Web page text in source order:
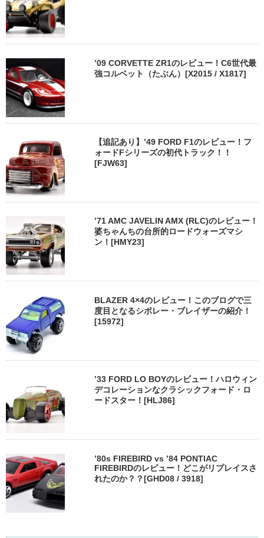
’09 CORVETTE ZR1のレビュー！C6世代最
強コルベット（たぶん）[X2015 / X1817]
【追記あり】’49 FORD F1のレビュー！フ
ォードFシリーズの初代トラック！！
[FJW63]
’71 AMC JAVELIN AMX (RLC)のレビュー！
婆ちゃんちの台所的ロードウォーズマシ
ン！[HMY23]
BLAZER 4×4のレビュー！このブログで三
度目となるシボレー・ブレイザーの紹介！
[15972]
’33 FORD LO BOYのレビュー！ハロウィン
デコレーションなクラシックフォード・ロ
ードスター！[HLJ86]
’80s FIREBIRD vs ’84 PONTIAC
FIREBIRDのレビュー！どこがリプレイスさ
れたのか？？[GHD08 / 3918]